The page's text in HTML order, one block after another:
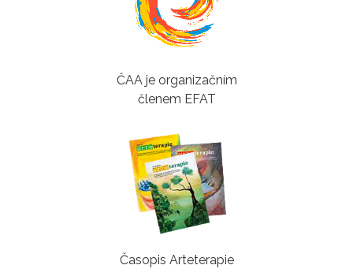
ČAA je organizačním
členem EFAT
Časopis Arteterapie